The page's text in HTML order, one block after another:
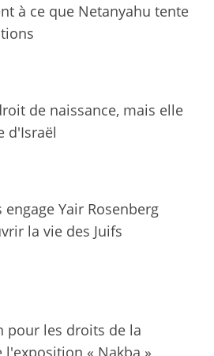
à ce que Netanyahu tente
de naissance, mais elle
d'Israël
engage Yair Rosenberg
la vie des Juifs
pour les droits de la
« Nakba »